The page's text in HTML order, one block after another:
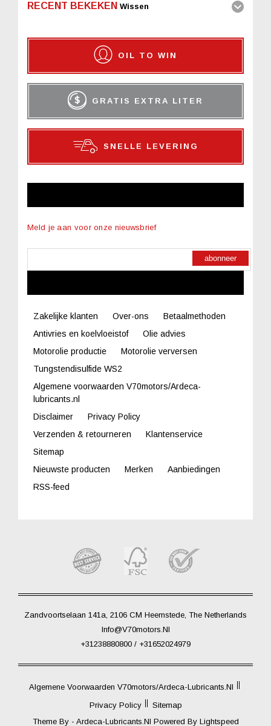
RECENT BEKEKEN Wissen
OIL TO WIN
GRATIS EXTRA LITER
SNELLE LEVERING
Meld je aan voor onze nieuwsbrief
abonneer
Zakelijke klanten Over-ons
Betaalmethoden
Antivries en koelvloeistof
Olie advies
Motorolie productie
Motorolie verversen
Tungstendisulfide WS2
Algemene voorwaarden V70motors/Ardeca-
lubricants.nl
Disclaimer
Privacy Policy
Verzenden & retourneren
Klantenservice
Sitemap
Nieuwste producten
Merken
Aanbiedingen
RSS-feed
Zandvoortselaan 141a, 2106 CM Heemstede, The Netherlands
Info@V70motors.nl
+31238880800 / +31652024979
Algemene Voorwaarden V70motors/Ardeca-Lubricants.nl
Privacy Policy
Sitemap
Theme By - Ardeca-Lubricants.nl Powered By Lightspeed